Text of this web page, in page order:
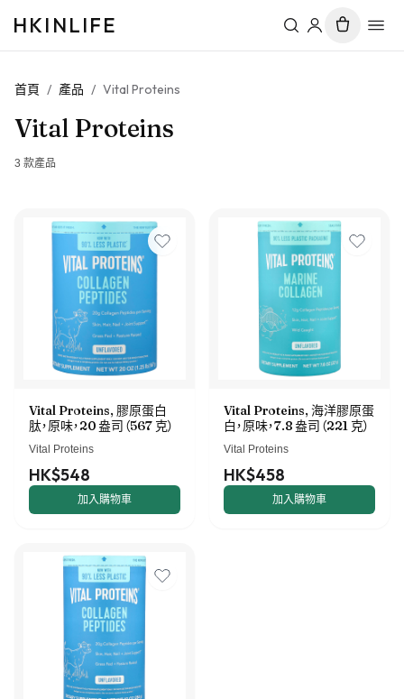
HKINLIFE
首頁 / 產品 / Vital Proteins
Vital Proteins
3 款產品
Vital Proteins, 膠原蛋白
肽，原味，20 盎司（567 克）
Vital Proteins
HK$548
加入購物車
Vital Proteins, 海洋膠原蛋
白，原味，7.8 盎司（221 克）
Vital Proteins
HK$458
加入購物車